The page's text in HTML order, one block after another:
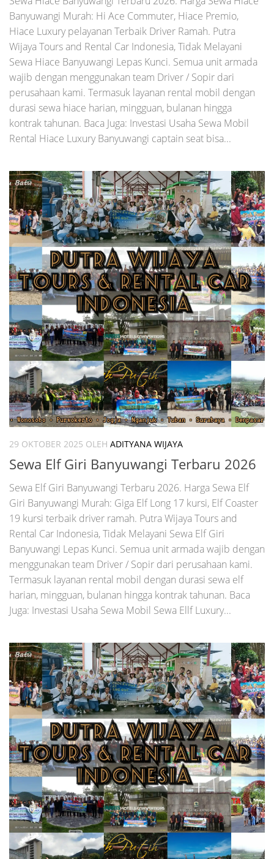
Banyuwangi Murah: Hi Ace Commuter, Hiace Premio,
Hiace Luxury pelayanan Terbaik Driver Ramah. Putra
Wijaya Tours and Rental Car Indonesia, Tidak Melayani
Sewa Hiace Banyuwangi Lepas Kunci. Semua unit armada
wajib dengan menggunakan team Driver / Sopir dari
perusahaan kami. Termasuk layanan rental mobil dengan
durasi sewa hiace harian, mingguan, bulanan hingga
kontrak tahunan. Baca Juga: Investasi Usaha Sewa Mobil
Rental Hiace Luxury Banyuwangi captain seat bisa...
29 OKTOBER 2025 OLEH ADITYANA WIJAYA
Sewa Elf Giri Banyuwangi Terbaru 2026
Sewa Elf Giri Banyuwangi Terbaru 2026. Harga Sewa Elf
Giri Banyuwangi Murah: Giga Elf Long 17 kursi, Elf Coaster
19 kursi terbaik driver ramah. Putra Wijaya Tours and
Rental Car Indonesia, Tidak Melayani Sewa Elf Giri
Banyuwangi Lepas Kunci. Semua unit armada wajib dengan
menggunakan team Driver / Sopir dari perusahaan kami.
Termasuk layanan rental mobil dengan durasi sewa elf
harian, mingguan, bulanan hingga kontrak tahunan. Baca
Juga: Investasi Usaha Sewa Mobil Sewa Ellf Luxury...